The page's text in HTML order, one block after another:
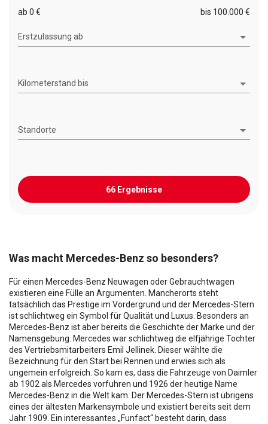
ab 0 € bis 100.000 €
Erstzulassung ab
Kilometerstand bis
Standorte
66 Ergebnisse
Was macht Mercedes-Benz so besonders?
Für einen Mercedes-Benz Neuwagen oder Gebrauchtwagen
existieren eine Fülle an Argumenten. Mancherorts steht
tatsächlich das Prestige im Vordergrund und der Mercedes-Stern
ist schlichtweg ein Symbol für Qualität und Luxus. Besonders an
Mercedes-Benz ist aber bereits die Geschichte der Marke und der
Namensgebung. Mercedes war schlichtweg die elfjährige Tochter
des Vertriebsmitarbeiters Emil Jellinek. Dieser wählte die
Bezeichnung für den Start bei Rennen und erwies sich als
ungemein erfolgreich. So kam es, dass die Fahrzeuge von Daimler
ab 1902 als Mercedes vorfuhren und 1926 der heutige Name
Mercedes-Benz in die Welt kam. Der Mercedes-Stern ist übrigens
eines der ältesten Markensymbole und existiert bereits seit dem
Jahr 1909. Ein interessantes „Funfact“ besteht darin, dass